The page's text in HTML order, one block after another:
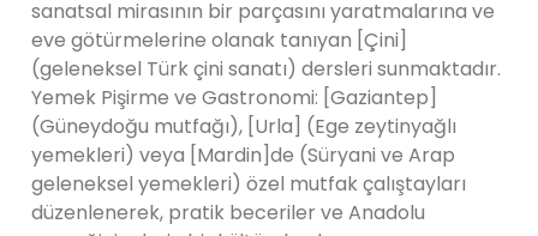
sanatsal mirasının bir parçasını yaratmalarına ve
eve götürmelerine olanak tanıyan [Çini]
(geleneksel Türk çini sanatı) dersleri sunmaktadır.
Yemek Pişirme ve Gastronomi: [Gaziantep]
(Güneydoğu mutfağı), [Urla] (Ege zeytinyağlı
yemekleri) veya [Mardin]de (Süryani ve Arap
geleneksel yemekleri) özel mutfak çalıştayları
düzenlenerek, pratik beceriler ve Anadolu